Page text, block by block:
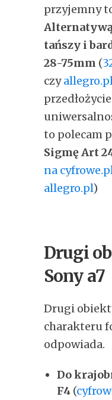
przyjemny
tańszy i
28-75mm (
czyallegro.pl
przedłożycie
to polecam
Sigmę Art
na
allegro.pl)
Drugi
Sony a7
Drugi
charakteru
odpowiada.
Do
F4(